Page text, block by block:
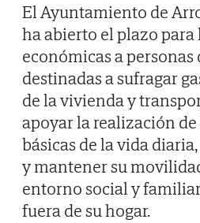
El Ayuntamiento de
ha abierto el plazo
económicas a
destinadas a sufragar
de la vivienda y
apoyar la realización
básicas de la vida
y mantener su
entorno social y
fuera de su hogar.